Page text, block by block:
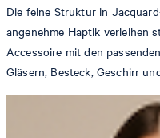
Die feine Struktur in
angenehme Haptik verleihen
Accessoire mit den
Gläsern, Besteck, Geschirr